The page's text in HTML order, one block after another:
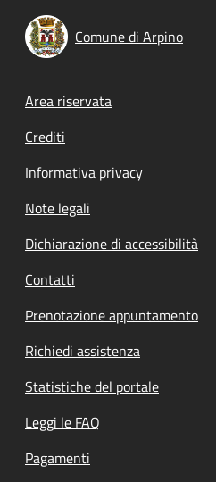
Comune di Arpino
Footer menu
Area riservata
Crediti
Informativa privacy
Note legali
Dichiarazione di accessibilità
Contatti
Prenotazione appuntamento
Richiedi assistenza
Statistiche del portale
Leggi le FAQ
Pagamenti